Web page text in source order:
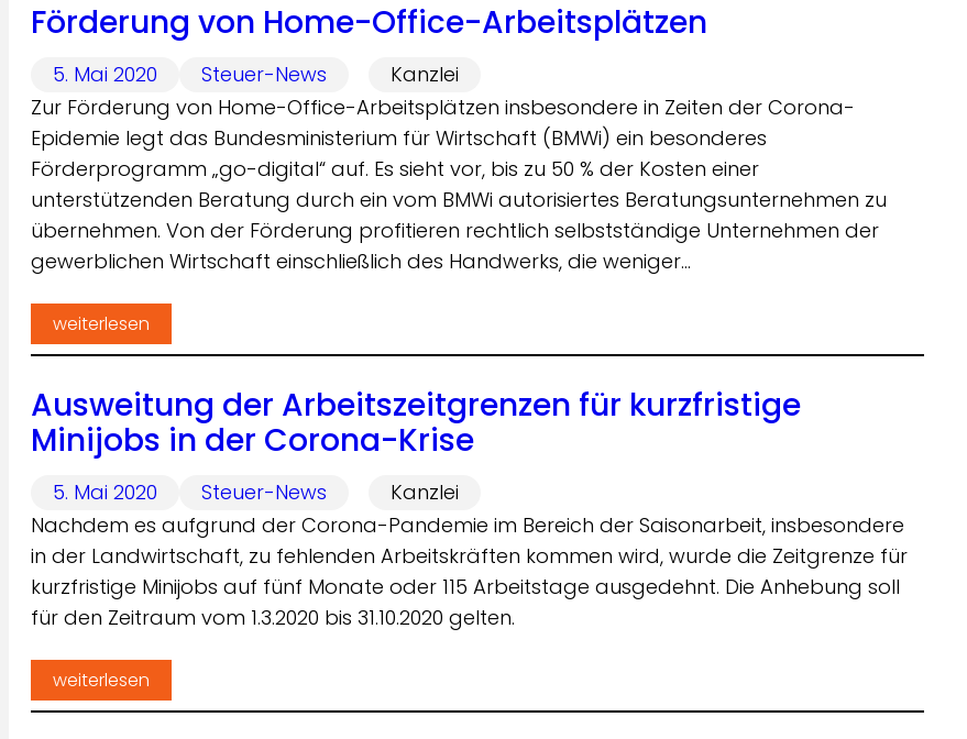
Förderung von Home-Office-Arbeitsplätzen
5. Mai 2020 Steuer-News
Kanzlei
Zur Förderung von Home-Office-Arbeitsplätzen insbesondere in Zeiten der Corona-
Epidemie legt das Bundesministerium für Wirtschaft (BMWi) ein besonderes
Förderprogramm „go-digital“ auf. Es sieht vor, bis zu 50 % der Kosten einer
unterstützenden Beratung durch ein vom BMWi autorisiertes Beratungsunternehmen zu
übernehmen. Von der Förderung profitieren rechtlich selbstständige Unternehmen der
gewerblichen Wirtschaft einschließlich des Handwerks, die weniger…
weiterlesen
Ausweitung der Arbeitszeitgrenzen für kurzfristige
Minijobs in der Corona-Krise
5. Mai 2020 Steuer-News
Kanzlei
Nachdem es aufgrund der Corona-Pandemie im Bereich der Saisonarbeit, insbesondere
in der Landwirtschaft, zu fehlenden Arbeitskräften kommen wird, wurde die Zeitgrenze für
kurzfristige Minijobs auf fünf Monate oder 115 Arbeitstage ausgedehnt. Die Anhebung soll
für den Zeitraum vom 1.3.2020 bis 31.10.2020 gelten.
weiterlesen